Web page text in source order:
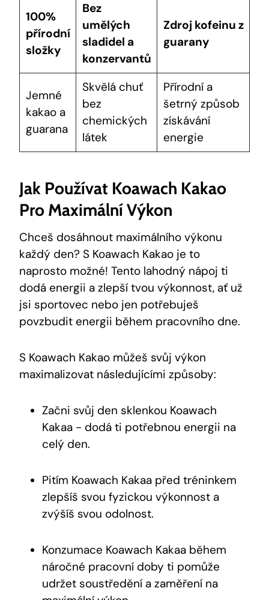
100%
přírodní
‌složky
Bez⁣
umělých
sladidel a
⁢konzervantů
Zdroj kofeinu z
guarany
Jemné
kakao a
guarana
Skvělá ⁣chuť
bez
chemických
látek
Přírodní a
šetrný způsob
získávání
energie
Jak ​používat Koawach Kakao
Pro‌ Maximální Výkon
Chceš dosáhnout maximálního výkonu
každý ​den? S ‌Koawach Kakao je to
⁢naprosto možné! Tento lahodný nápoj ti
dodá ​energii‌ a zlepší tvou výkonnost, ať už
jsi sportovec nebo jen potřebuješ
povzbudit energii během⁤ pracovního ‌dne.
S ‍Koawach Kakao můžeš svůj výkon
maximalizovat následujícími způsoby:
Začni svůj den sklenkou Koawach‍
Kakaa ‌- dodá ti potřebnou energii‍ na
celý den.
Pitím Koawach Kakaa před tréninkem‍
zlepšíš svou‌ fyzickou výkonnost a
⁤zvýšíš svou odolnost.
Konzumace Koawach Kakaa během
náročné pracovní doby ti pomůže
udržet soustředění a zaměření ⁣na